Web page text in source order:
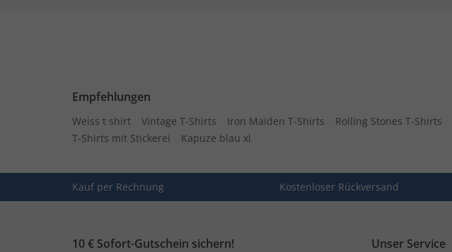
Empfehlungen
Weiss t shirt Vintage T-Shirts Iron Maiden T-Shirts Rolling Stones T-Shirts
T-Shirts mit Stickerei
Kapuze blau xl
Kauf per Rechnung Kostenloser Rückversand
10 € Sofort-Gutschein sichern! Unser Service